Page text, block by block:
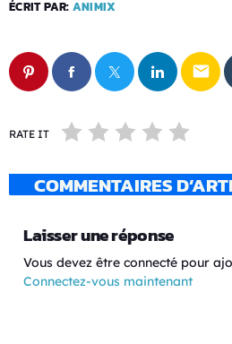
ÉCRIT PAR: ANIMIX
email
RATE IT
COMMENTAIRES
Laisser une réponse
Vous devez être connecté pour
Connectez-vous maintenant